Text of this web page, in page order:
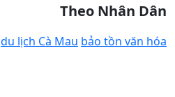
Theo Nhân Dân
du lịch Cà Mau bảo tồn văn hóa